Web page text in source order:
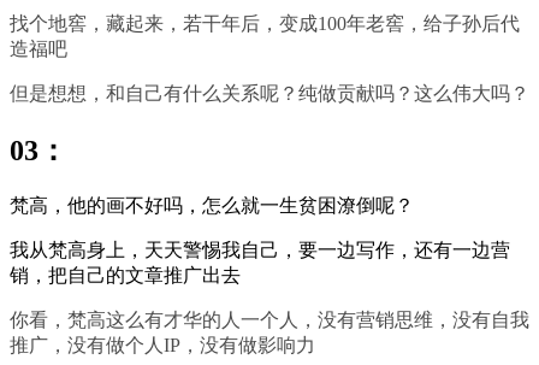
找个地窖，藏起来，若干年后，变成100年老窖，给子孙后代
造福吧
但是想想，和自己有什么关系呢？纯做贡献吗？这么伟大吗？
03：
梵高，他的画不好吗，怎么就一生贫困潦倒呢？
我从梵高身上，天天警惕我自己，要一边写作，还有一边营
销，把自己的文章推广出去
你看，梵高这么有才华的人一个人，没有营销思维，没有自我
推广，没有做个人IP，没有做影响力